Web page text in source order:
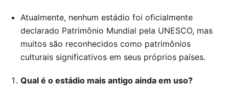
Atualmente, nenhum estádio foi oficialmente
declarado Patrimônio Mundial pela UNESCO, mas
muitos são reconhecidos como patrimônios
culturais significativos em seus próprios países.
Qual é o estádio mais antigo ainda em uso?